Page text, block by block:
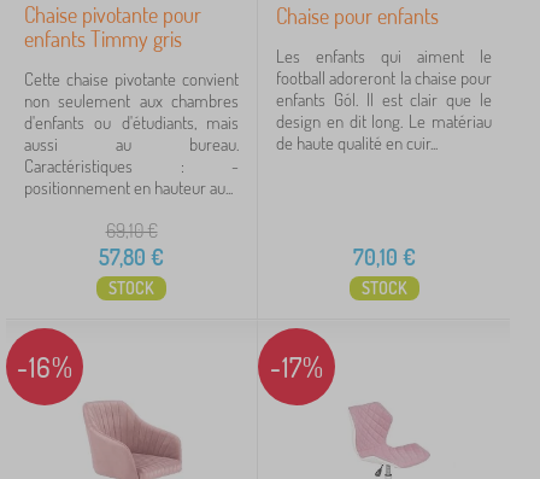
tapissé
7
cuir écologique
4
en plastique
Accoudoirs (coude restrictions)
non10
oui9
Chaise pivotante pour
enfants Timmy gris
Cette chaise pivotante convient
non seulement aux chambres
d'enfants ou d'étudiants, mais
aussi au bureau.
Caractéristiques : -
positionnement en hauteur au...
69,10€
57,80 €
STOCK
Chaise pour enfants
Les enfants qui aiment le
football adoreront la chaise pour
enfants Gól. Il est clair que le
design en dit long. Le matériau
de haute qualité en cuir...
70,10 €
STOCK
-16% -17%